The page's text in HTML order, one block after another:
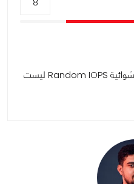
8
- سرعات القراءة والكتابة العشوائية Random IOPS ليست